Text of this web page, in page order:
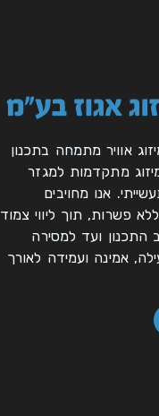
אוויר מתמחה בתכנון
מתקדמות למגזר
אנו מחויבים
פשרות, תוך ליווי צמוד
ועד למסירה
אמינה ועמידה לאורך